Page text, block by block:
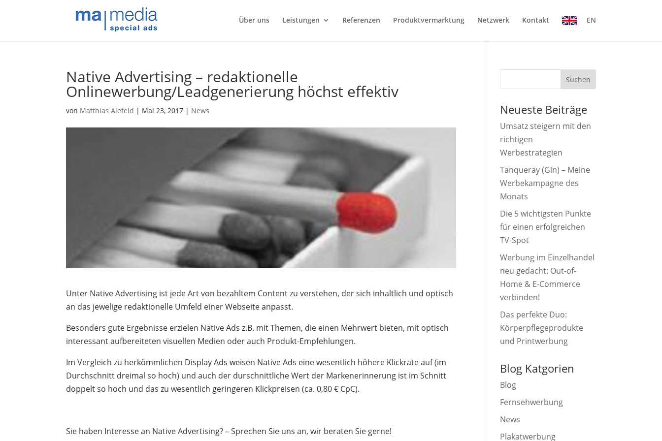
Über uns Leistungen Referenzen Produktvermarktung Netzwerk Kontakt EN
Native Advertising – redaktionelle
Onlinewerbung/Leadgenerierung höchst effektiv
von Matthias Alefeld | Mai 23, 2017 | News
Unter Native Advertising ist jede Art von bezahltem Content zu verstehen, der sich inhaltlich und optisch
an das jewelige redaktionelle Umfeld einer Webseite anpasst.
Besonders gute Ergebnisse erzielen Native Ads z.B. mit Themen, die einen Mehrwert bieten, mit optisch
interessant aufbereiteten visuellen Medien oder auch Produkt-Empfehlungen.
Im Vergleich zu herkömmlichen Display Ads weisen Native Ads eine wesentlich höhere Klickrate auf (im
Durchschnitt dreimal so hoch) und auch der durschnittliche Wert der Markenerinnerung ist im Schnitt
doppelt so hoch und das zu wesentlich geringeren Klickpreisen (ca. 0,80 € CpC).
Sie haben Interesse an Native Advertising? – Sprechen Sie uns an, wir beraten Sie gerne!
Suchen
Neueste Beiträge
Umsatz steigern mit den
richtigen
Werbestrategien
Tanqueray (Gin) – Meine
Werbekampagne des
Monats
Die 5 wichtigsten Punkte
für einen erfolgreichen
TV-Spot
Werbung im Einzelhandel
neu gedacht: Out-of-
Home & E-Commerce
verbinden!
Das perfekte Duo:
Körperpflegeprodukte
und Printwerbung
Blog Katgorien
Blog
Fernsehwerbung
News
Plakatwerbung